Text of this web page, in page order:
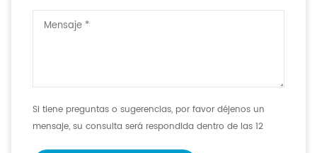
Si tiene preguntas o sugerencias, por favor déjenos un
mensaje, su consulta será respondida dentro de las 12